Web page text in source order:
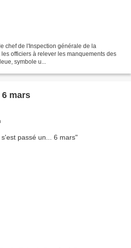
chef de l'Inspection générale de la
officiers à relever les manquements des
symbole u...
mars